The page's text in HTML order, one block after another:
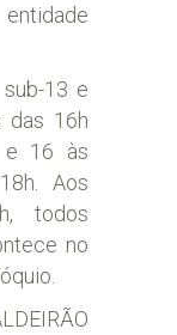
13 e
das 16h
e 16 às
Aos
todos
no